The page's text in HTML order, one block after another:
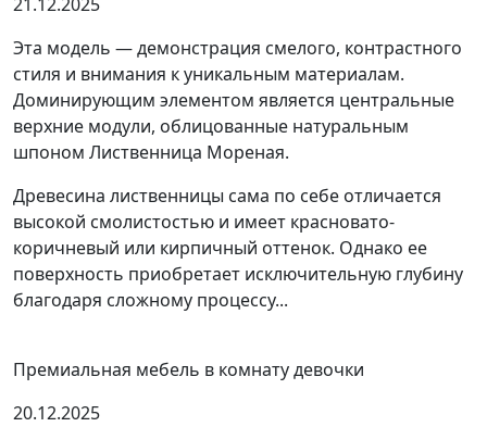
Эта модель — демонстрация смелого, контрастного
стиля и внимания к уникальным материалам.
Доминирующим элементом является центральные
верхние модули, облицованные натуральным
шпоном Лиственница Мореная.
Древесина лиственницы сама по себе отличается
высокой смолистостью и имеет красновато-
коричневый или кирпичный оттенок. Однако ее
поверхность приобретает исключительную глубину
благодаря сложному процессу...
Премиальная мебель в комнату девочки
20.12.2025